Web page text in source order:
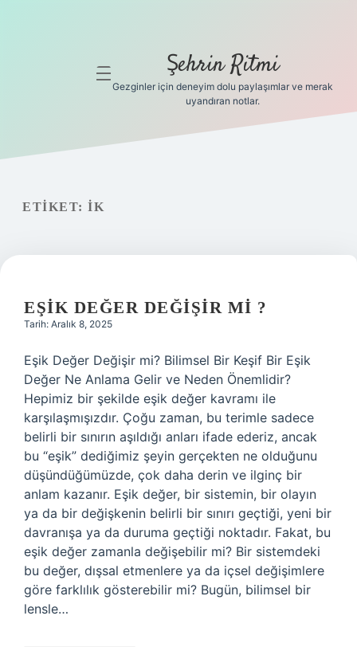
Gizlilik
Yasal Uyarı
Hakkımızda
menüyü
Şehrin Ritmi
Gezginler için deneyim dolu paylaşımlar ve merak
uyandıran notlar.
ETIKET: IK
EŞIK DEĞER DEĞIŞIR MI ?
Tarih: Aralık 8, 2025
Eşik Değer Değişir mi? Bilimsel Bir Keşif Bir Eşik
Değer Ne Anlama Gelir ve Neden Önemlidir?
Hepimiz bir şekilde eşik değer kavramı ile
karşılaşmışızdır. Çoğu zaman, bu terimle sadece
belirli bir sınırın aşıldığı anları ifade ederiz, ancak
bu “eşik” dediğimiz şeyin gerçekten ne olduğunu
düşündüğümüzde, çok daha derin ve ilginç bir
anlam kazanır. Eşik değer, bir sistemin, bir olayın
ya da bir değişkenin belirli bir sınırı geçtiği, yeni bir
davranışa ya da duruma geçtiği noktadır. Fakat, bu
eşik değer zamanla değişebilir mi? Bir sistemdeki
bu değer, dışsal etmenlere ya da içsel değişimlere
göre farklılık gösterebilir mi? Bugün, bilimsel bir
lensle…